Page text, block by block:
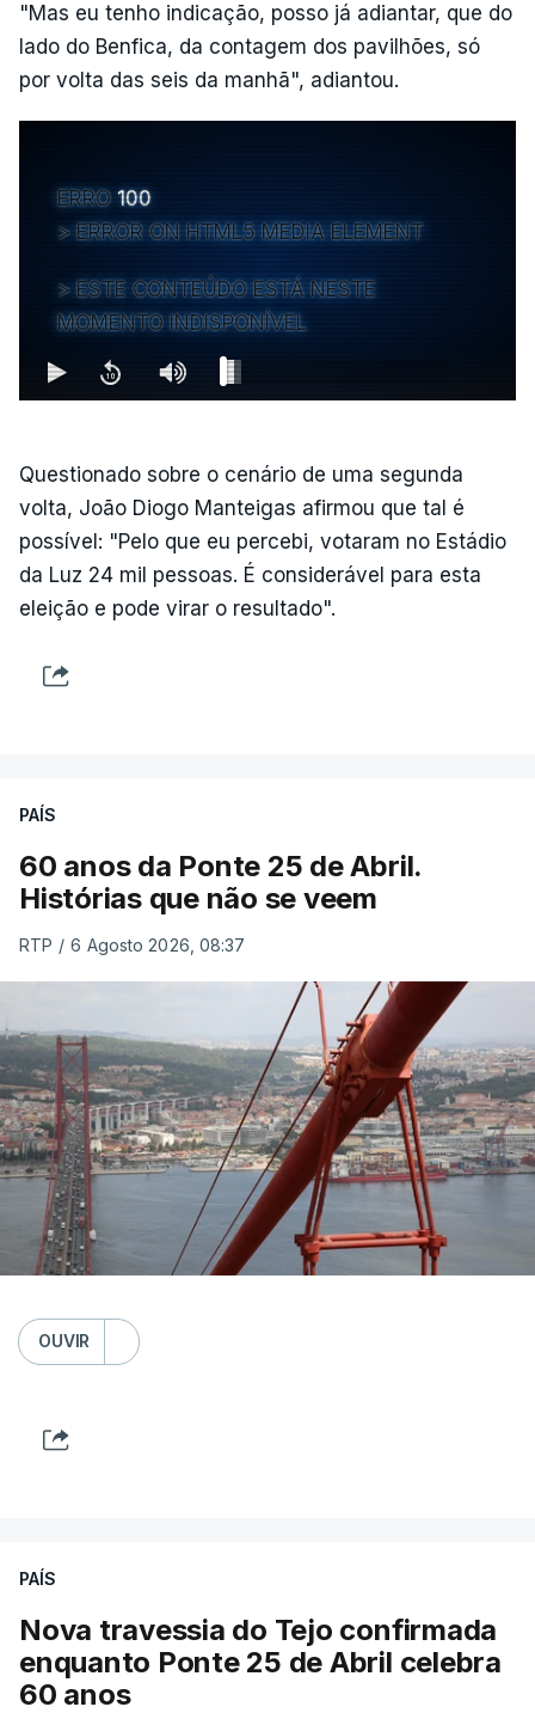
"Mas eu tenho indicação, posso já adiantar, que do
lado do Benfica, da contagem dos pavilhões, só
por volta das seis da manhã", adiantou.
ERRO 100
ERROR ON HTML5 MEDIA ELEMENT
ESTE CONTEÚDO ESTÁ NESTE
MOMENTO INDISPONÍVEL
Questionado sobre o cenário de uma segunda
volta, João Diogo Manteigas afirmou que tal é
possível: "Pelo que eu percebi, votaram no Estádio
da Luz 24 mil pessoas. É considerável para esta
eleição e pode virar o resultado".
PAÍS
60 anos da Ponte 25 de Abril.
Histórias que não se veem
RTP / 6 Agosto 2026, 08:37
OUVIR
PAÍS
Nova travessia do Tejo confirmada
enquanto Ponte 25 de Abril celebra
60 anos